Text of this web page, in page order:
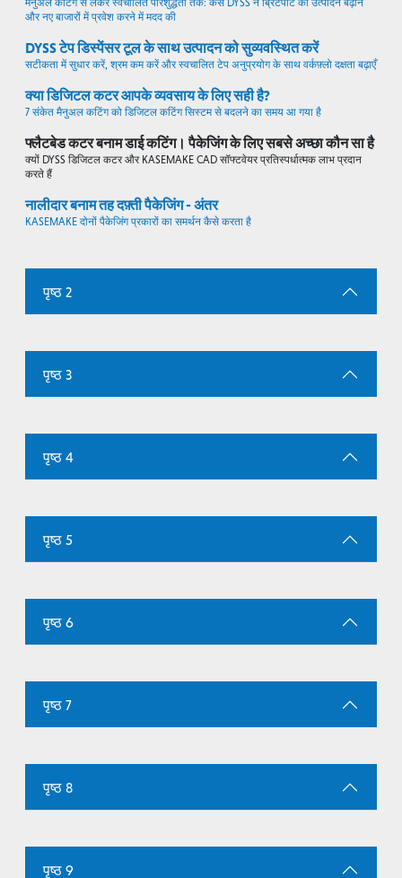
मैनुअल कटिंग से लेकर स्वचालित परिशुद्धता तक: कैसे DYSS ने ब्रिटपार्ट को उत्पादन बढ़ाने
और नए बाजारों में प्रवेश करने में मदद की
DYSS टेप डिस्पेंसर टूल के साथ उत्पादन को सुव्यवस्थित करें
सटीकता में सुधार करें, श्रम कम करें और स्वचालित टेप अनुप्रयोग के साथ वर्कफ़्लो दक्षता बढ़ाएँ
क्या डिजिटल कटर आपके व्यवसाय के लिए सही है?
7 संकेत मैनुअल कटिंग को डिजिटल कटिंग सिस्टम से बदलने का समय आ गया है
फ्लैटबेड कटर बनाम डाई कटिंग। पैकेजिंग के लिए सबसे अच्छा कौन सा है
क्यों DYSS डिजिटल कटर और KASEMAKE CAD सॉफ्टवेयर प्रतिस्पर्धात्मक लाभ प्रदान
करते हैं
नालीदार बनाम तह दफ़्ती पैकेजिंग - अंतर
KASEMAKE दोनों पैकेजिंग प्रकारों का समर्थन कैसे करता है
पृष्ठ 2
पृष्ठ 3
पृष्ठ 4
पृष्ठ 5
पृष्ठ 6
पृष्ठ 7
पृष्ठ 8
पृष्ठ 9